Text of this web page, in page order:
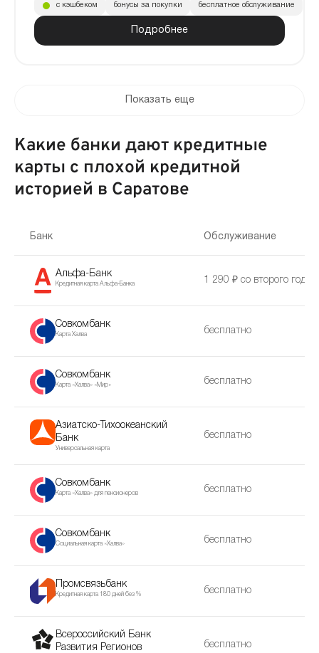
Подробнее
с кэшбеком бонусы за покупки бесплатное обслуживание
Показать еще
Какие банки дают кредитные
карты с плохой кредитной
историей в Саратове
Банк Обслуживание
Альфа-Банк
Кредитная карта Альфа-Банка 1 290 ₽ со второго года
Совкомбанк
Карта Халва бесплатно
Совкомбанк
Карта «Халва» «Мир» бесплатно
Азиатско-Тихоокеанский
Банк
Универсальная карта
бесплатно
Совкомбанк
Карта «Халва» для пенсионеров бесплатно
Совкомбанк
Социальная карта «Халва» бесплатно
Промсвязьбанк
Кредитная карта 180 дней без % бесплатно
Всероссийский Банк
Развития Регионов
бесплатно